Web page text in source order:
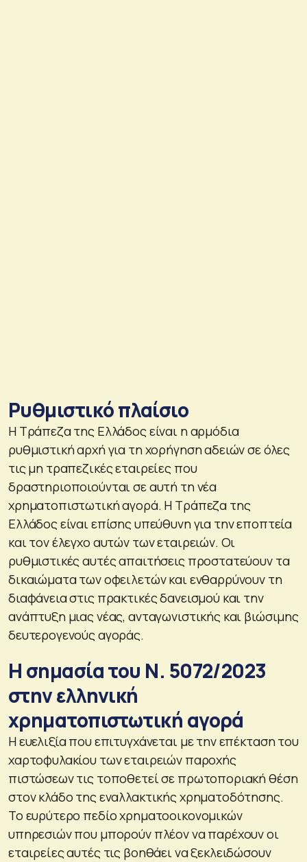
Ρυθμιστικό πλαίσιο
Η Τράπεζα της Ελλάδος είναι η αρμόδια
ρυθμιστική αρχή για τη χορήγηση αδειών σε όλες
τις μη τραπεζικές εταιρείες που
δραστηριοποιούνται σε αυτή τη νέα
χρηματοπιστωτική αγορά. Η Τράπεζα της
Ελλάδος είναι επίσης υπεύθυνη για την εποπτεία
και τον έλεγχο αυτών των εταιρειών. Οι
ρυθμιστικές αυτές απαιτήσεις προστατεύουν τα
δικαιώματα των οφειλετών και ενθαρρύνουν τη
διαφάνεια στις πρακτικές δανεισμού και την
ανάπτυξη μιας νέας, ανταγωνιστικής και βιώσιμης
δευτερογενούς αγοράς.
Η σημασία του Ν. 5072/2023
στην ελληνική
χρηματοπιστωτική αγορά
Η ευελιξία που επιτυγχάνεται με την επέκταση του
χαρτοφυλακίου των εταιρειών παροχής
πιστώσεων τις τοποθετεί σε πρωτοποριακή θέση
στον κλάδο της εναλλακτικής χρηματοδότησης.
Το ευρύτερο πεδίο χρηματοοικονομικών
υπηρεσιών που μπορούν πλέον να παρέχουν οι
εταιρείες αυτές τις βοηθάει να ξεκλειδώσουν